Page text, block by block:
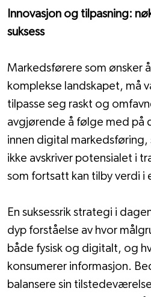
Innovasjon og tilpasning:
suksess
Markedsførere som ønsker
komplekse landskapet, må
tilpasse seg raskt og
avgjørende å følge med på
innen digital markedsføring,
ikke avskriver potensialet i
som fortsatt kan tilby verdi i
En suksessrik strategi i
dyp forståelse av hvor
både fysisk og digitalt, og
konsumerer informasjon.
balansere sin